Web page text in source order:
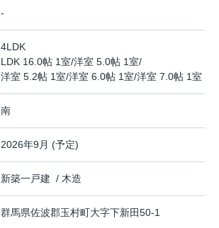
-
4LDK
LDK 16.0帖 1室/洋室 5.0帖 1室/
洋室 5.2帖 1室/洋室 6.0帖 1室/洋室 7.0帖 1室
南
2026年9月 (予定)
新築一戸建 / 木造
群馬県佐波郡玉村町大字下新田50-1